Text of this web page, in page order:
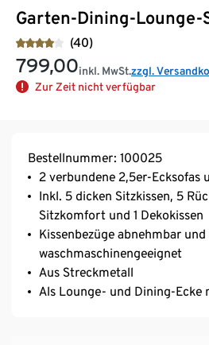
Garten-Dining-Lounge-
(40)
799,00inkl. MwSt.zzgl.
Zur Zeit nicht verfügbar
Bestellnummer: 100025
2 verbundene 2,5er-Ecksofas
Inkl. 5 dicken Sitzkissen, 5
Sitzkomfort und 1 Dekokissen
Kissenbezüge abnehmbar und
waschmaschinengeeignet
Aus Streckmetall
Als Lounge- und Dining-Ecke